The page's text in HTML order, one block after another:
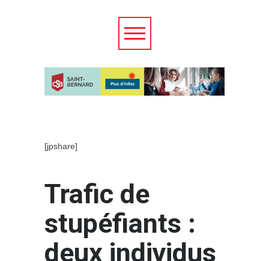
[jpshare]
Trafic de
stupéfiants :
deux individus